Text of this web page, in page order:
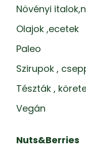
Növényi
Olajok ,ecetek
Paleo
Szirupok ,
Tészták ,
Vegán
Nuts&Berries